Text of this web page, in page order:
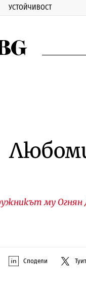
УСТОЙЧИВОСТ
му Огнян
Сподели Туит